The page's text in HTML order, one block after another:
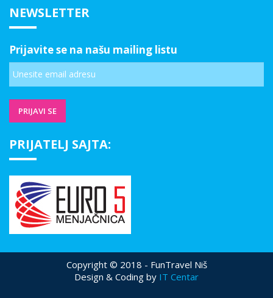
NEWSLETTER
Prijavite se na našu mailing listu
PRIJATELJ SAJTA:
Copyright © 2018 - FunTravel Niš
Design & Coding by IT Centar